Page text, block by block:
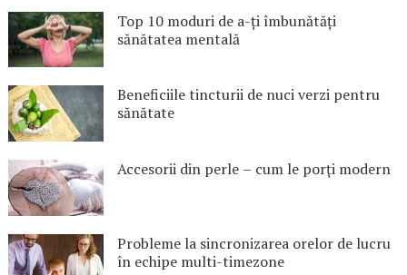
Top 10 moduri de a-ți îmbunătăți
sănătatea mentală
Beneficiile tincturii de nuci verzi pentru
sănătate
Accesorii din perle – cum le porți modern
Probleme la sincronizarea orelor de lucru
în echipe multi-timezone